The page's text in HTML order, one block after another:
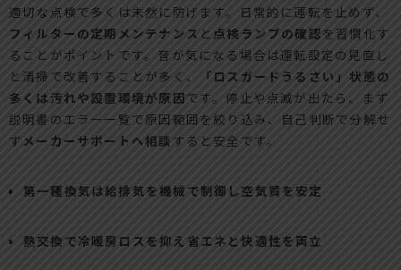
適切な点検で多くは未然に防げます。日常的に運転を止めず、
フィルターの定期メンテナンス と 点検ランプの確認を習慣化す
ることがポイントです。音が気になる場合は運転設定の見直し
と清掃で改善することが多く、
「ロスガードうるさい」状態の
多くは汚れや設置環境が原因です。停止や点滅が出たら、まず
説明書のエラー一覧で原因範囲を絞り込み、自己判断で分解せ
ず メーカーサポートへ相談 すると安全です。
第一種換気は給排気を機械で制御し空気質を安定
熱交換で冷暖房ロスを抑え省エネと快適性を両立